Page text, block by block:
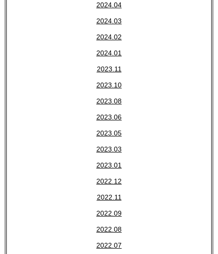
2024.04
2024.03
2024.02
2024.01
2023.11
2023.10
2023.08
2023.06
2023.05
2023.03
2023.01
2022.12
2022.11
2022.09
2022.08
2022.07